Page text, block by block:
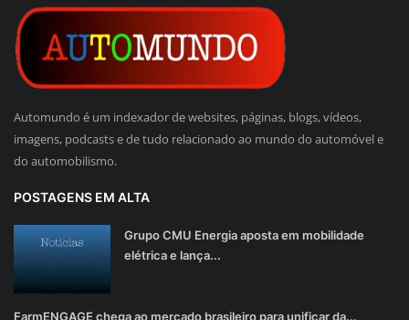
Automundo é um indexador de websites, páginas, blogs, vídeos,
imagens, podcasts e de tudo relacionado ao mundo do automóvel e
do automobilismo.
POSTAGENS EM ALTA
Grupo CMU Energia aposta em mobilidade
elétrica e lança...
FarmENGAGE chega ao mercado brasileiro para unificar da...